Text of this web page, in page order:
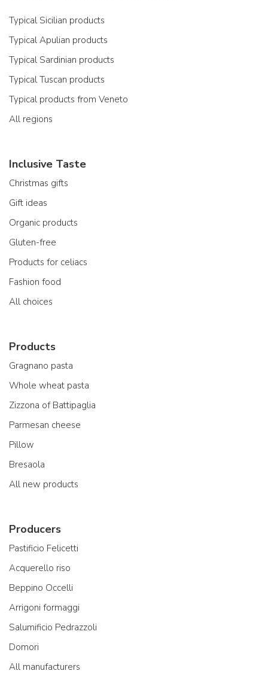
Typical Sicilian products
Typical Apulian products
Typical Sardinian products
Typical Tuscan products
Typical products from Veneto
All regions
Inclusive Taste
Christmas gifts
Gift ideas
Organic products
Gluten-free
Products for celiacs
Fashion food
All choices
Products
Gragnano pasta
Whole wheat pasta
Zizzona of Battipaglia
Parmesan cheese
Pillow
Bresaola
All new products
Producers
Pastificio Felicetti
Acquerello riso
Beppino Occelli
Arrigoni formaggi
Salumificio Pedrazzoli
Domori
All manufacturers